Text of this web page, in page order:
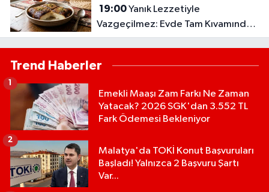
19:00Yanık Lezzetiyle
Vazgeçilmez: Evde Tam Kıvamında
Kazandibi Tarifi
Trend Haberler
Emekli Maaşı Zam Farkı Ne Zaman
Yatacak? 2026 SGK'dan 3.552 TL
Fark Ödemesi Bekleniyor
1
Malatya'da TOKİ Konut Başvuruları
Başladı! Yalnızca 2 Başvuru Şartı
Var...
2